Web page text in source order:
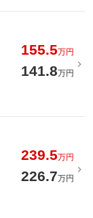
155.5万円
141.8万円
239.5万円
226.7万円